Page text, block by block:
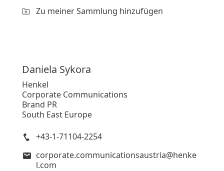
Zu meiner Sammlung hinzufügen
Daniela Sykora
Henkel
Corporate Communications
Brand PR
South East Europe
+43-1-71104-2254
corporate.communicationsaustria@henke
l.com